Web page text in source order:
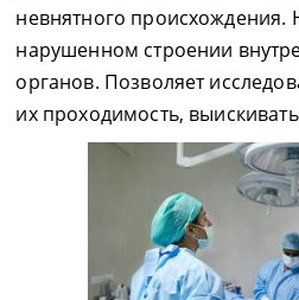
невнятного происхождения.
нарушенном строении
органов. Позволяет
их проходимость,